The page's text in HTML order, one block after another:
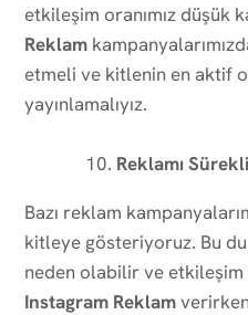
etkileşim oranımız düşük
Reklam
etmeli ve kitlenin en aktif
yayınlamalıyız.
Reklamı
Bazı reklam
kitleye gösteriyoruz. Bu
neden olabilir ve etkileşim
Instagram Reklam